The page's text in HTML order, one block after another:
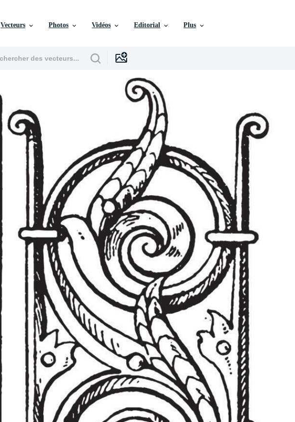
Vecteurs Photos Vidéos Editorial Plus